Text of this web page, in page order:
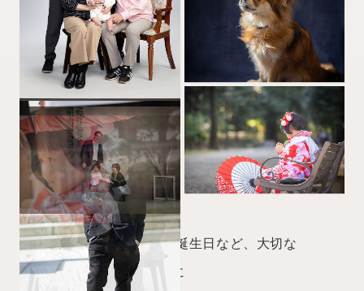
結婚式、記念日、誕生日など、大切な
瞬間を特別な写真に